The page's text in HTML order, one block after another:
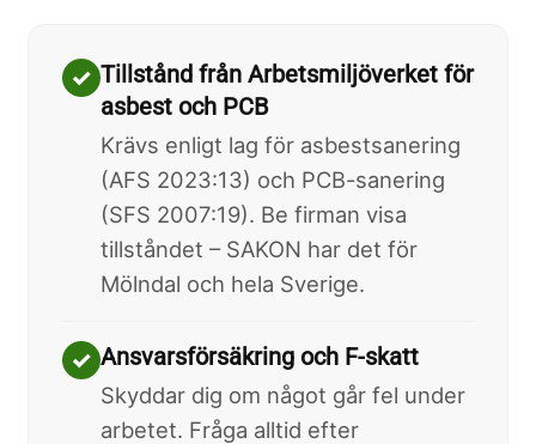
✓ Tillstånd från Arbetsmiljöverket för
asbest och PCB
Krävs enligt lag för asbestsanering
(AFS 2023:13) och PCB-sanering
(SFS 2007:19). Be firman visa
tillståndet – SAKON har det för
Mölndal och hela Sverige.
✓ Ansvarsförsäkring och F-skatt
Skyddar dig om något går fel under
arbetet. Fråga alltid efter